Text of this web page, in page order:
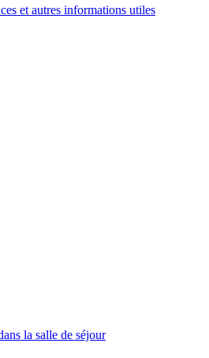
et autres informations utiles
la salle de séjour